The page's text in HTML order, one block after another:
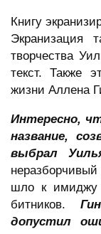
Книгу
Экранизация
творчества
текст. Также
жизни Аллена
Интересно,
название,
выбрал
шло к имиджу
битников.
допустил